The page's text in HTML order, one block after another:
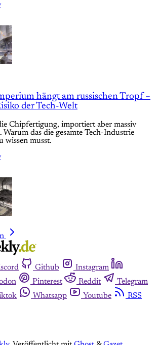
hängt am russischen Tropf –
der Tech-Welt
Chipfertigung, importiert aber massiv
Warum das die gesamte Tech-Industrie
wissen musst.
Github
Instagram
Pinterest Reddit
Telegram
Whatsapp Youtube
RSS